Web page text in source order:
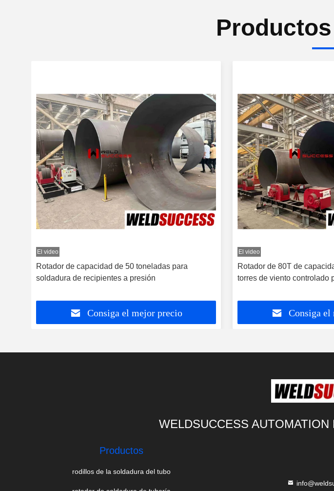
Rotador de capacidad de 50 toneladas para
soldadura de recipientes a presión
Consiga el mejor precio
Rotador de 80T de capacidad
torres de viento controlado por
Consiga el
WELDSUCCESS
Productos
rodillos de la soldadura del tubo